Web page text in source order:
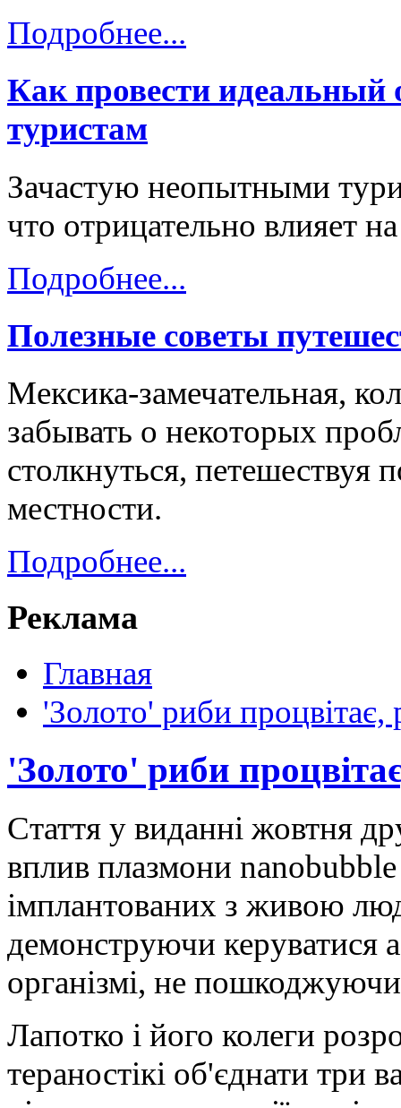
Подробнее...
Как провести
туристам
Зачастую неопытными
что отрицательно влияет
Подробнее...
Полезные советы
Мексика-замечательная,
забывать о некоторых
столкнуться, петешествуя
местности.
Подробнее...
Реклама
Главная
'Золото' риби
'Золото' риби
Стаття у виданні жовтня
вплив плазмони nanobubble
імплантованих з живою
демонструючи керуватися
організмі, не
Лапотко і його колеги
тераностікі об'єднати три